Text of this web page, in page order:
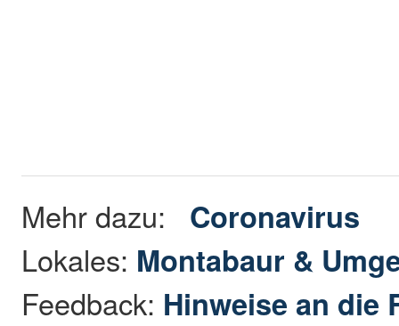
Mehr dazu: Coronavirus
Lokales: Montabaur &
Feedback: Hinweise an die